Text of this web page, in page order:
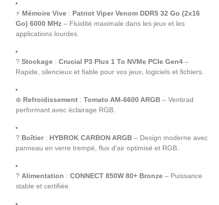
⚡ Mémoire Vive : Patriot Viper Venom DDR5 32 Go (2x16
Go) 6000 MHz – Fluidité maximale dans les jeux et les
applications lourdes.
? Stockage : Crucial P3 Plus 1 To NVMe PCIe Gen4 –
Rapide, silencieux et fiable pour vos jeux, logiciels et fichiers.
❄️ Refroidissement : Tomato AM-6600 ARGB – Ventirad
performant avec éclairage RGB.
?️ Boîtier: HYBROK CARBON ARGB – Design moderne avec
panneau en verre trempé, flux d'air optimisé et RGB.
? Alimentation : CONNECT 850W 80+ Bronze – Puissance
stable et certifiée.